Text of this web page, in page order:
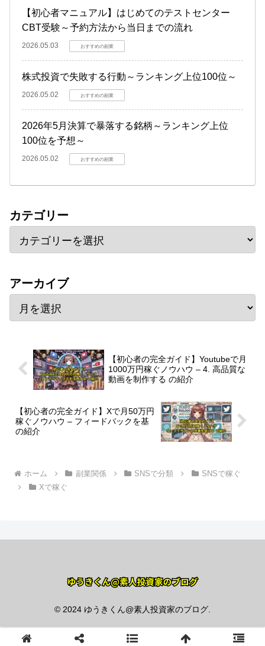
【初心者マニュアル】はじめてのテストセンター
CBT受験～予約方法から当日までの流れ
2026.05.03 おすすめの副業
株式投資で失敗する行動～ランキング上位100位～
2026.05.02 おすすめの副業
2026年5月決算で暴落する銘柄～ランキング上位
100位を予想～
2026.05.02 おすすめの副業
カテゴリー
アーカイブ
【初心者の完全ガイド】Youtubeで月
1000万円稼ぐノウハウ – 4. 高品質な
動画を制作する の紹介
【初心者の完全ガイド】Xで月50万円
稼ぐノウハウ – フィードバックを基
の紹介
ホーム 副業関係 SNSで分類
SNSで稼ぐ
Xで稼ぐ
© 2024 ゆうきくん@素人投資家のブログ.